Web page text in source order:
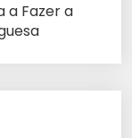
a Fazer a